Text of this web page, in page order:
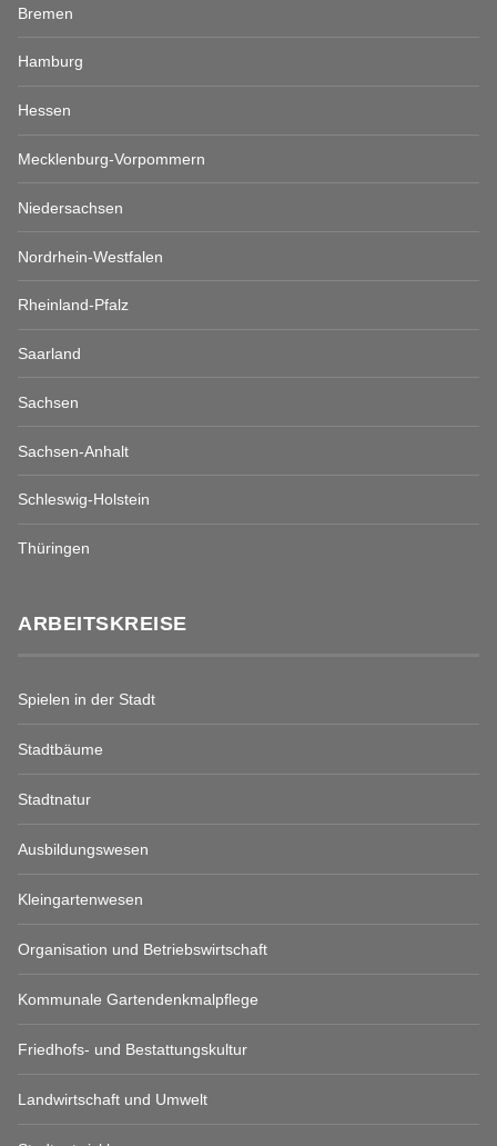
Bremen
Hamburg
Hessen
Mecklenburg-Vorpommern
Niedersachsen
Nordrhein-Westfalen
Rheinland-Pfalz
Saarland
Sachsen
Sachsen-Anhalt
Schleswig-Holstein
Thüringen
ARBEITSKREISE
Spielen in der Stadt
Stadtbäume
Stadtnatur
Ausbildungswesen
Kleingartenwesen
Organisation und Betriebswirtschaft
Kommunale Gartendenkmalpflege
Friedhofs- und Bestattungskultur
Landwirtschaft und Umwelt